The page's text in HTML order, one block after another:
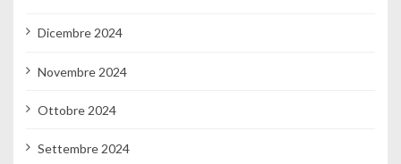
Dicembre 2024
Novembre 2024
Ottobre 2024
Settembre 2024